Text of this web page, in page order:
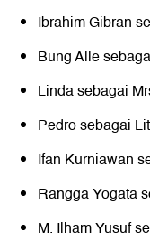
Ibrahim Gibran
Bung Alle
Linda sebagai
Pedro sebagai
Ifan Kurniawan
Rangga Yogata
M. Ilham Yusuf